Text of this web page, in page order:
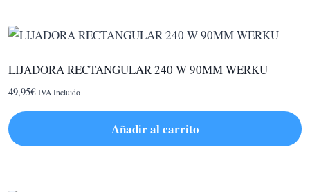
LIJADORA RECTANGULAR 240 W 90MM WERKU
49,95€ IVA Incluido
Añadir al carrito